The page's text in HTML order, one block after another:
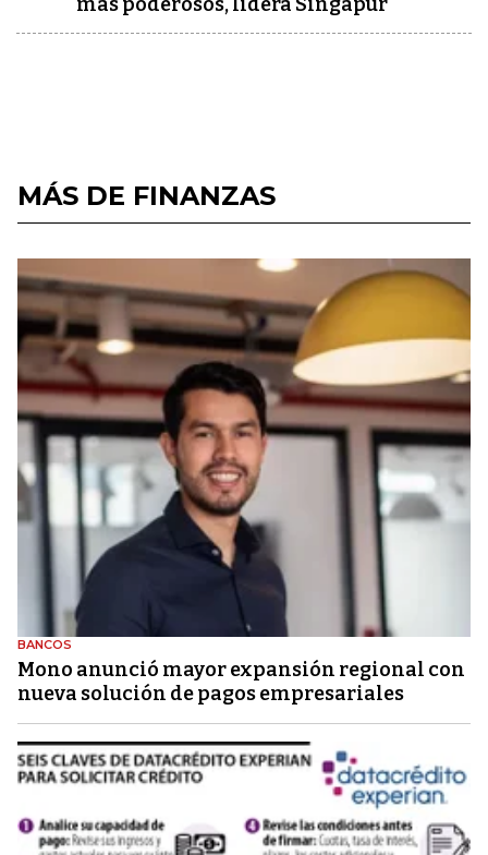
MÁS DE FINANZAS
BANCOS
Mono anunció mayor expansión regional con
nueva solución de pagos empresariales